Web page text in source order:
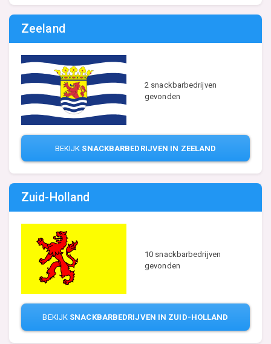
Zeeland
2 snackbarbedrijven
gevonden
BEKIJK SNACKBARBEDRIJVEN IN ZEELAND
Zuid-Holland
10 snackbarbedrijven
gevonden
BEKIJK SNACKBARBEDRIJVEN IN ZUID-HOLLAND